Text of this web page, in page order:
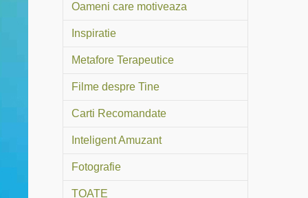
Oameni care motiveaza
Inspiratie
Metafore Terapeutice
Filme despre Tine
Carti Recomandate
Inteligent Amuzant
Fotografie
TOATE